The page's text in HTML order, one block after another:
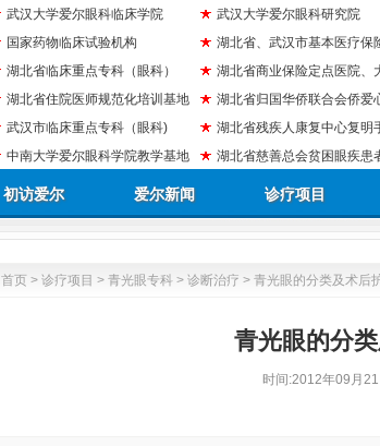
武汉大学爱尔眼科临床学院
国家药物临床试验机构
湖北省临床重点专科（眼科）
湖北省住院医师规范化培训基地
武汉市临床重点专科（眼科)
中南大学爱尔眼科学院教学基地
武汉大学爱尔眼科研究院
湖北省、武汉市基本医疗保
湖北省商业保险定点医院、
湖北省归国华侨联合会侨爱
湖北省残疾人康复中心复明
湖北省慈善总会贫困眼疾患
初访爱尔 爱尔新闻 诊疗项目
首页 > 诊疗项目 > 青光眼专科 > 诊断治疗 > 青光眼的分类及术后
青光眼的分
时间:2012年09月21